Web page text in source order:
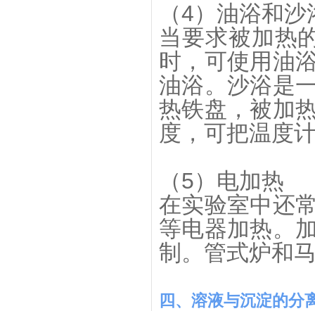
（4）油浴和
当要求被加热
时，可使用油
油浴。沙浴是
热铁盘，被加
度，可把温度
（5）电加热
在实验室中还
等电器加热。
制。管式炉和
四、溶液与沉淀的分